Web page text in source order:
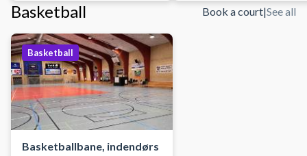
Basketball Book a court|See all
Basketball
Basketballbane, indendørs